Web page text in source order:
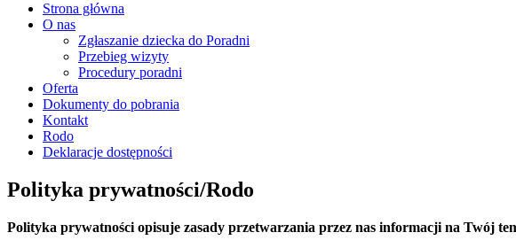
Strona główna
O nas
Zgłaszanie dziecka do Poradni
Przebieg wizyty
Procedury poradni
Oferta
Dokumenty do pobrania
Kontakt
Rodo
Deklaracje dostępności
Polityka prywatności/Rodo
Polityka prywatności opisuje zasady przetwarzania przez nas informacji na Twój